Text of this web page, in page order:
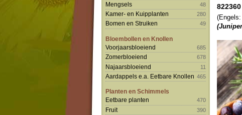
Mengsels 48
Kamer- en Kuipplanten 280
Bomen en Struiken 49
Bloembollen en Knollen
Voorjaarsbloeiend
685
Zomerbloeiend 678
Najaarsbloeiend 11
Aardappels e.a. Eetbare Knollen 465
Planten en Schimmels
Eetbare planten
470
Fruit 390